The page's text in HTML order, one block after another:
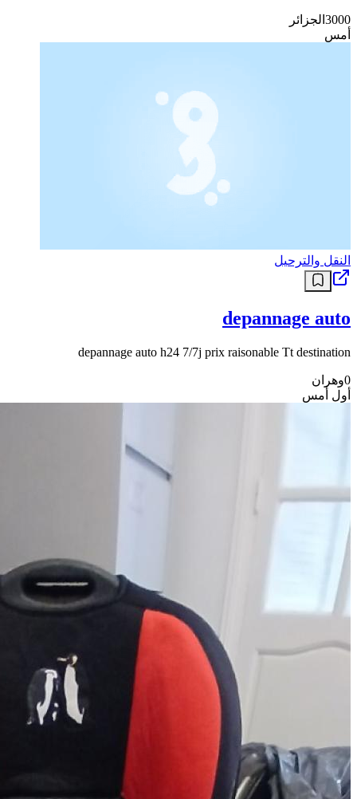
3000 الجزائر
أمس
النقل والترحيل
depannage auto
depannage auto h24 7/7j prix raisonable Tt destination
0وهران
أول أمس